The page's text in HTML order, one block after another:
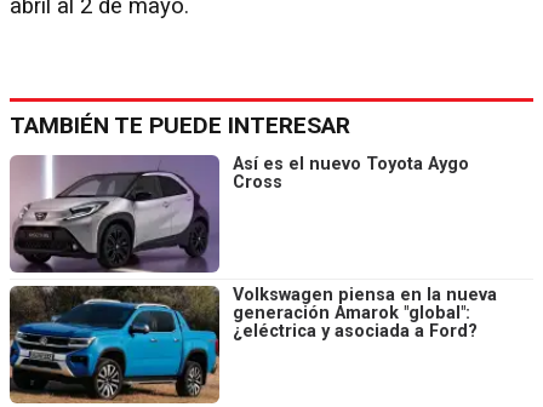
abril al 2 de mayo.
TAMBIÉN TE PUEDE INTERESAR
Así es el nuevo Toyota Aygo
Cross
Volkswagen piensa en la nueva
generación Amarok "global":
¿eléctrica y asociada a Ford?